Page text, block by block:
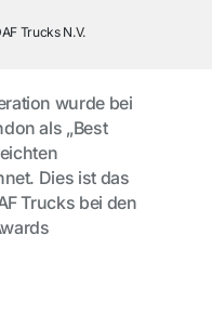
Trucks N.V.
wurde bei
als „Best
Dies ist das
Trucks bei den